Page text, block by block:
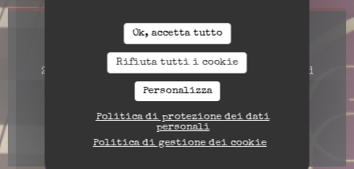
Ok, accetta tutto
Rifiuta tutti i cookie
Personalizza
Politica di protezione dei dati
personali
Politica di gestione dei cookie
Indirizzo
2 Place de Bournonville - Restaurant Le Grand
Café 62152 Neufchâtel-Hardelot
Facebook ((apre una nuova
Instagram ((apre una